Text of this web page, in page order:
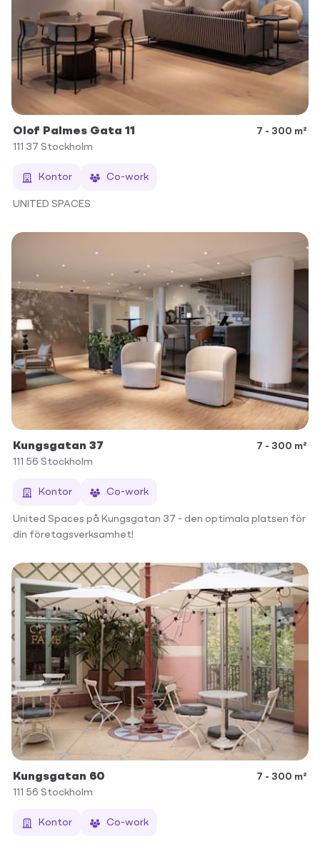
Olof Palmes Gata 11
7 - 300 m²
111 37 Stockholm
Kontor Co-work
UNITED SPACES
Kungsgatan 37
7 - 300 m²
111 56 Stockholm
Kontor Co-work
United Spaces på Kungsgatan 37 - den optimala platsen för
din företagsverksamhet!
Kungsgatan 60
7 - 300 m²
111 56 Stockholm
Kontor Co-work